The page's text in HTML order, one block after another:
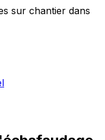
sur chantier dans